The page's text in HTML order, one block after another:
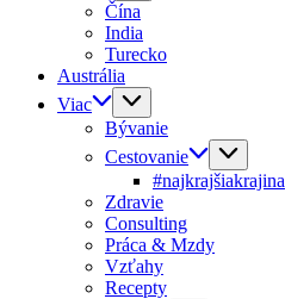
Čína
India
Turecko
Austrália
Viac
Bývanie
Cestovanie
#najkrajšiakrajina
Zdravie
Consulting
Práca & Mzdy
Vzťahy
Recepty